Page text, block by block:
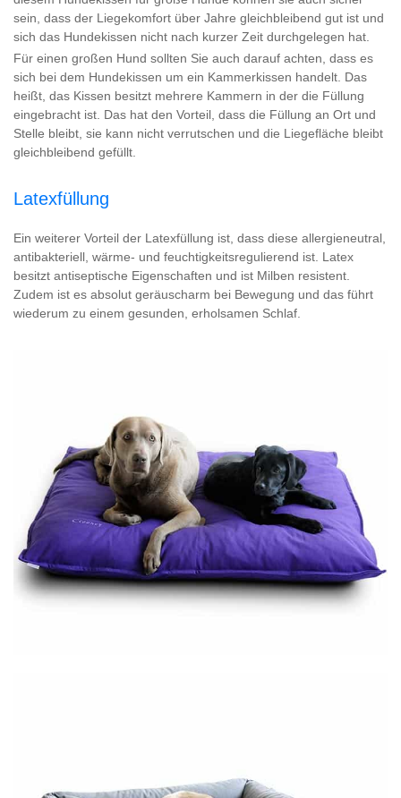
sein, dass der Liegekomfort über Jahre gleichbleibend gut ist und
sich das Hundekissen nicht nach kurzer Zeit durchgelegen hat.
Für einen großen Hund sollten Sie auch darauf achten, dass es
sich bei dem Hundekissen um ein Kammerkissen handelt. Das
heißt, das Kissen besitzt mehrere Kammern in der die Füllung
eingebracht ist. Das hat den Vorteil, dass die Füllung an Ort und
Stelle bleibt, sie kann nicht verrutschen und die Liegefläche bleibt
gleichbleibend gefüllt.
Latexfüllung
Ein weiterer Vorteil der Latexfüllung ist, dass diese allergieneutral,
antibakteriell, wärme- und feuchtigkeitsregulierend ist. Latex
besitzt antiseptische Eigenschaften und ist Milben resistent.
Zudem ist es absolut geräuscharm bei Bewegung und das führt
wiederum zu einem gesunden, erholsamen Schlaf.